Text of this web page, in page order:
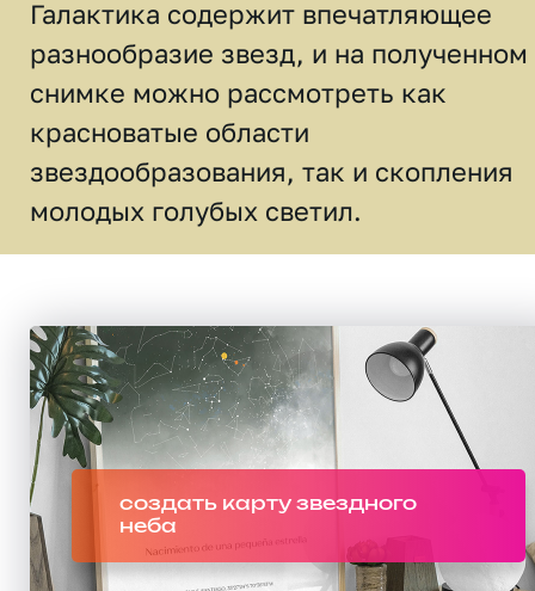
Галактика содержит впечатляющее
разнообразие звезд, и на полученном
снимке можно рассмотреть как
красноватые области
звездообразования, так и скопления
молодых голубых светил.
создать карту звездного
неба